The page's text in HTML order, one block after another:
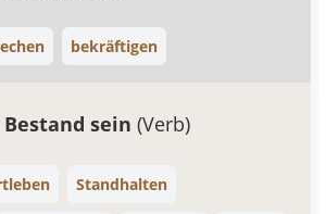
bekräftigen
Bestand sein(Verb)
Standhalten